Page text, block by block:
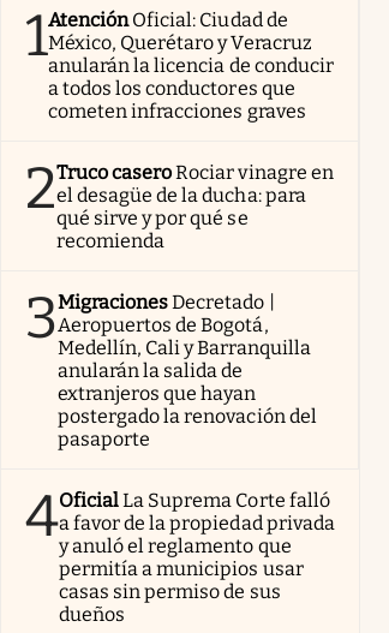
1AtenciónOficial: Ciudad de
México, Querétaro y Veracruz
anularán la licencia de conducir
a todos los conductores que
cometen infracciones graves
2Truco caseroRociar vinagre en
el desagüe de la ducha: para
qué sirve y por qué se
recomienda
3MigracionesDecretado |
Aeropuertos de Bogotá,
Medellín, Cali y Barranquilla
anularán la salida de
extranjeros que hayan
postergado la renovación del
pasaporte
4OficialLa Suprema Corte falló
a favor de la propiedad privada
y anuló el reglamento que
permitía a municipios usar
casas sin permiso de sus
dueños